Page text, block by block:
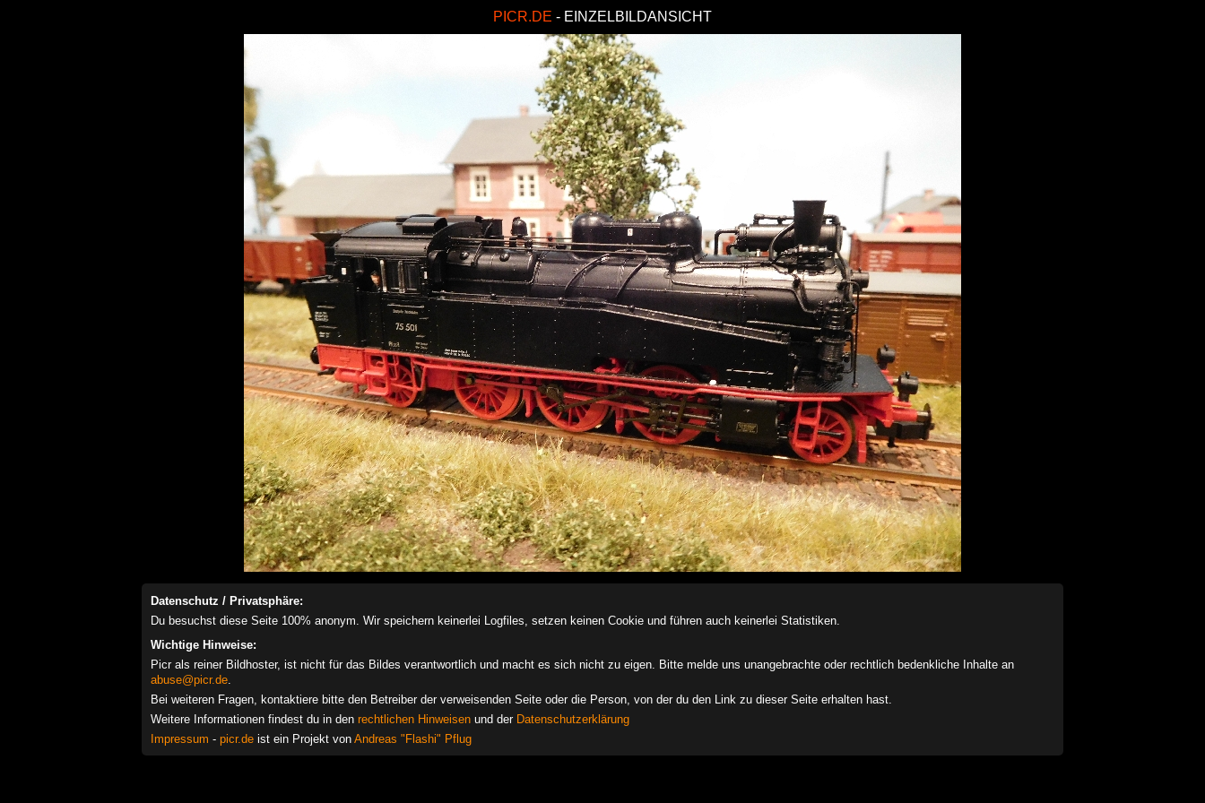
PICR.DE - EINZELBILDANSICHT
Datenschutz / Privatsphäre:
Du besuchst diese Seite 100% anonym. Wir speichern keinerlei Logfiles, setzen keinen Cookie und führen auch keinerlei Statistiken.
Wichtige Hinweise:
Picr als reiner Bildhoster, ist nicht für das Bildes verantwortlich und macht es sich nicht zu eigen. Bitte melde uns unangebrachte oder rechtlich bedenkliche Inhalte an
abuse@picr.de.
Bei weiteren Fragen, kontaktiere bitte den Betreiber der verweisenden Seite oder die Person, von der du den Link zu dieser Seite erhalten hast.
Weitere Informationen findest du in den rechtlichen Hinweisen und der Datenschutzerklärung
Impressum - picr.de ist ein Projekt von Andreas "Flashi" Pflug